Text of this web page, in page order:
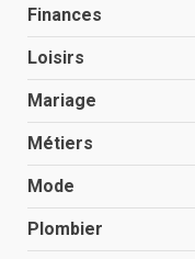
Finances
Loisirs
Mariage
Métiers
Mode
Plombier